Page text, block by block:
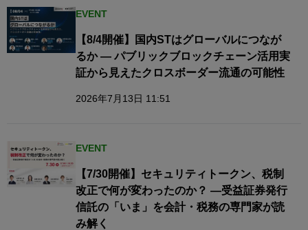
EVENT
【8/4開催】国内STはグローバルにつなが
るか — パブリックブロックチェーン活用実
証から見えたクロスボーダー流通の可能性
2026年7月13日 11:51
EVENT
【7/30開催】セキュリティトークン、税制
改正で何が変わったのか？ ―受益証券発行
信託の「いま」を会計・税務の専門家が読
み解く